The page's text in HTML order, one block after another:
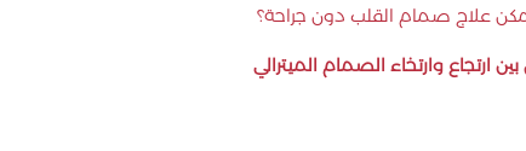
علاج صمام القلب دون جراحة؟
ارتجاع وارتخاء الصمام الميترالي